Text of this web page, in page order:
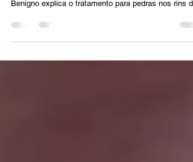
Rim
Entenda os riscos do cálculo coraliforme e como a
grande volume. Saiba mais!